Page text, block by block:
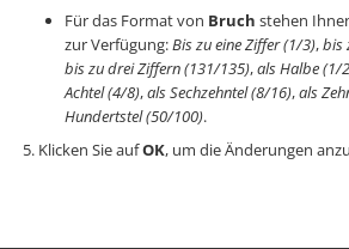
Für das Format von Bruch stehen
zur Verfügung:Bis zu eine Ziffer (1/3),bis
bis zu drei Ziffern (131/135),als Halbe (1/
Achtel (4/8),als Sechzehntel (8/16),als
Hundertstel (50/100).
Klicken Sie aufOK, um die Änderungen